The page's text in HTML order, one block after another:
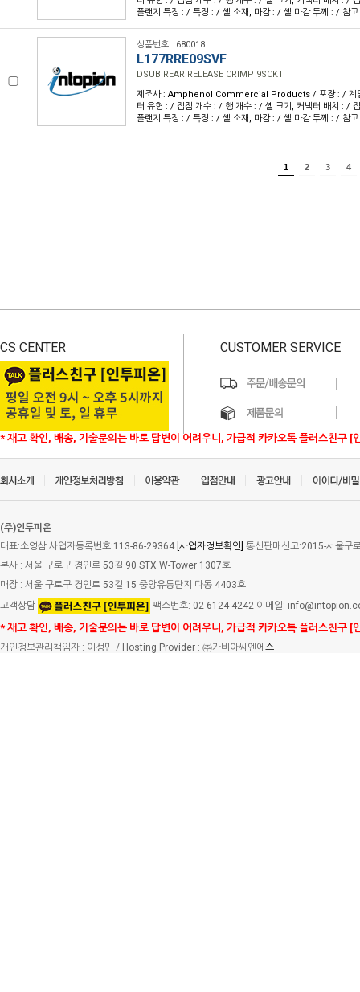
플랜지 특징 : / 특징 : / 셸 소재, 마감 : / 셸 마감 두께 : / 참
상품번호 : 680018
L177RRE09SVF
DSUB REAR RELEASE CRIMP 9SCKT
제조사 : Amphenol Commercial Products / 포장 : / 계
터 유형 : / 접점 개수 : / 행 개수 : / 셸 크기, 커넥터 배치 : /
플랜지 특징 : / 특징 : / 셸 소재, 마감 : / 셸 마감 두께 : / 참
1 2 3 4
CS CENTER
* 재고 확인, 배송, 기술문의는 바로 답변이 어려우니, 가급적 카카오톡 플러스친구 [
CUSTOMER SERVICE
(주)인투피온
대표:소영삼 사업자등록번호:113-86-29364 [사업자정보확인] 통신판매신고:2015-서울구
본사 : 서울 구로구 경인로 53길 90 STX W-Tower 1307호
매장 : 서울 구로구 경인로 53길 15 중앙유통단지 다동 4403호
고객상담
팩스번호: 02-6124-4242 이메일:
* 재고 확인, 배송, 기술문의는 바로 답변이 어려우니, 가급적 카카오톡 플러스친구 [
개인정보관리책임자 : 이성민 / Hosting Provider : ㈜가비아씨엔에 스